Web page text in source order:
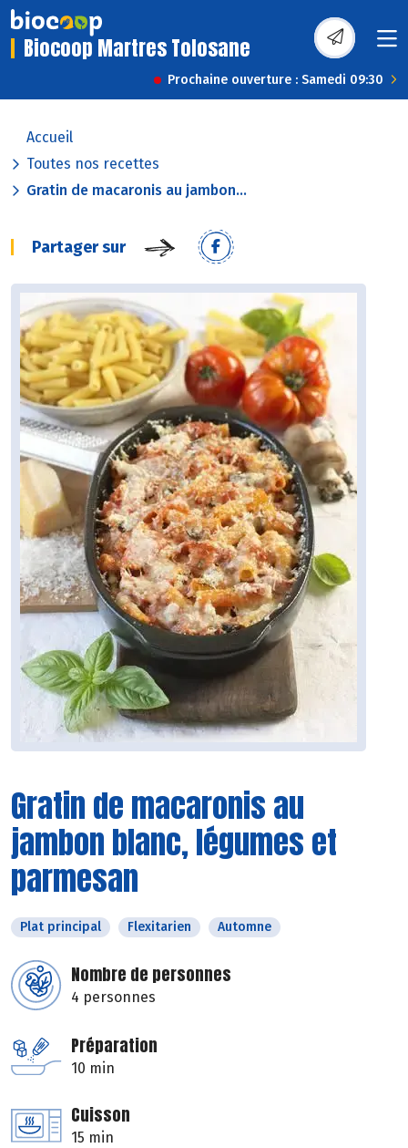
Biocoop Martres Tolosane
Prochaine ouverture : Samedi 09:30
Accueil
Toutes nos recettes
Gratin de macaronis au jambon...
Partager sur
Gratin de macaronis au
jambon blanc, légumes et
parmesan
Plat principal Flexitarien Automne
Nombre de personnes
4 personnes
Préparation
10 min
Cuisson
15 min